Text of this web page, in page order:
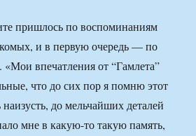
пришлось по воспоминаниям
и в первую очередь — по
«Мои впечатления от “Гамлета”
что до сих пор я помню этот
до мельчайших деталей
мне в какую-то такую память,